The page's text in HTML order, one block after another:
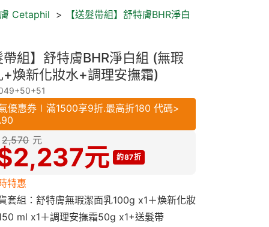
Cetaphil > 【送髮帶組】舒特膚BHR淨白
組】舒特膚BHR淨白組 (無瑕
+煥新化妝水+調理安撫霜)
2,570 元
2,237元 約87折
優惠券∣滿1500享9折.最高折180 代碼>
特惠
套組：舒特膚無瑕潔面乳100g x1＋煥新化妝
ml x1＋調理安撫霜50g x1+送髮帶